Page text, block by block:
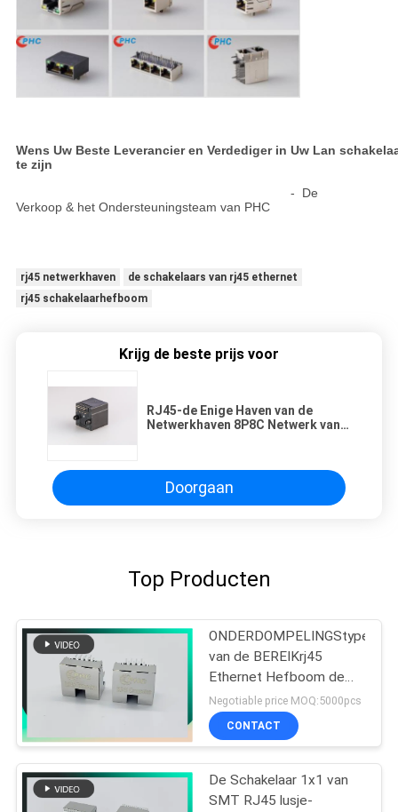
Wens Uw Beste Leverancier en Verdediger in Uw Lan
te zijn
- De
Verkoop & het Ondersteuningsteam van PHC
rj45 netwerkhaven
de schakelaars van rj45 ethernet
rj45 schakelaarhefboom
Krijg de beste prijs voor
RJ45-de Enige Haven van de
Netwerkhaven 8P8C Netwerk van
Doorgaan
Top Producten
ONDERDOMPELINGStype
van de BEREIKrj45
Ethernet Hefboom de
Schakelaar met LEIDENE
8P8C compenseerde
Type met Klemmen
Negotiable price MOQ:5000pcs
CONTACT
De Schakelaar 1x1 van
SMT RJ45 lusje-